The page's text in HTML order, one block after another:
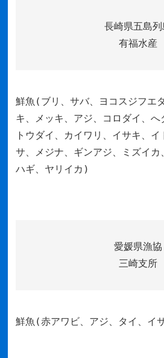
長崎県五島列
有福水産
鮮魚(ブリ、サバ、ヨコスジフエ
キ、メッキ、アジ、コロダイ、へ
トウダイ、カイワリ、イサキ、
サ、メジナ、ギンアジ、ミズイカ
ハギ、ヤリイカ)
愛媛県漁協
三崎支所
鮮魚(赤アワビ、アジ、タイ、イ